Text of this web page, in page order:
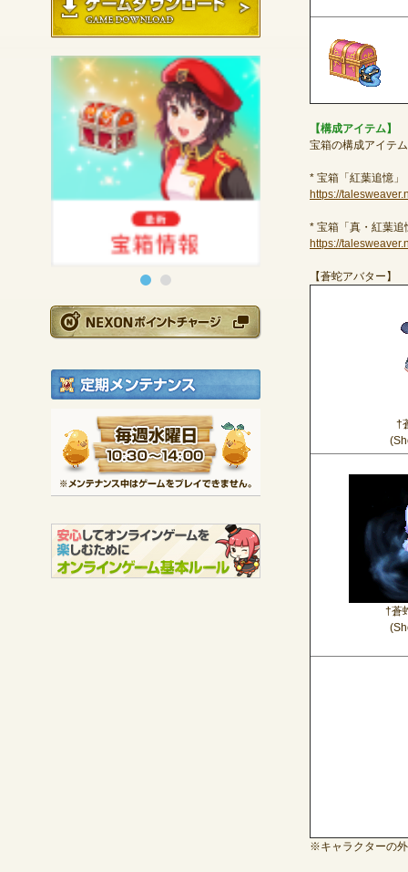
毎週水曜日 10:30
※メンテナンス中は
【構成アイテム】
宝箱の構成アイテ
* 宝箱「紅葉追憶」
https://
* 宝箱「真・紅葉追
https://
【蒼蛇アバター】
†
†蒼
※キャラクターの